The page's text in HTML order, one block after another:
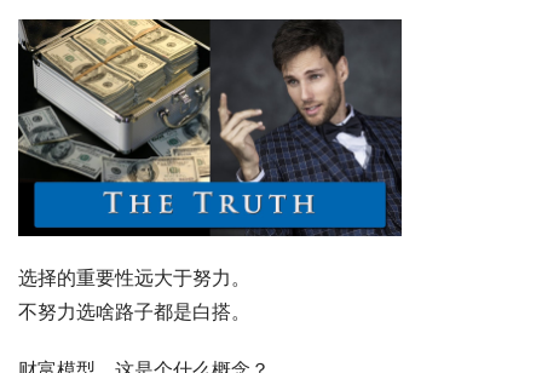
选择的重要性远大于努力。
不努力选啥路子都是白搭。